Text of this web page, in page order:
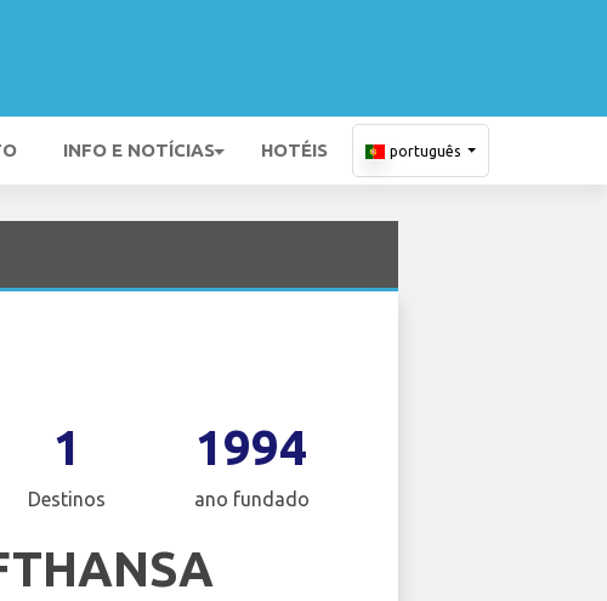
INFO E NOTÍCIAS HOTÉIS português
1
Destinos
1994
ano fundado